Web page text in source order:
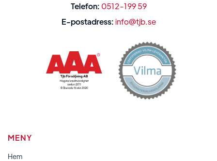
Telefon: 0512-199 59
E-postadress: info@tjb.se
MENY
Hem